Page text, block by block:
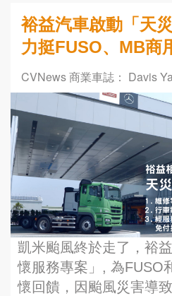
裕益汽車啟動「天
力挺FUSO、MB商
CVNews 商業車誌： Davis
凱米颱風終於走了，裕
懷服務專案」, 為FUSO
懷回饋，因颱風災害導